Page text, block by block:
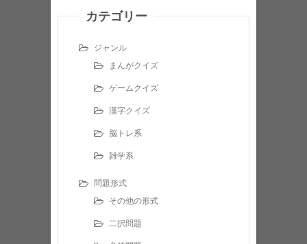
カテゴリー
ジャンル
まんがクイズ
ゲームクイズ
漢字クイズ
脳トレ系
雑学系
問題形式
その他の形式
二択問題